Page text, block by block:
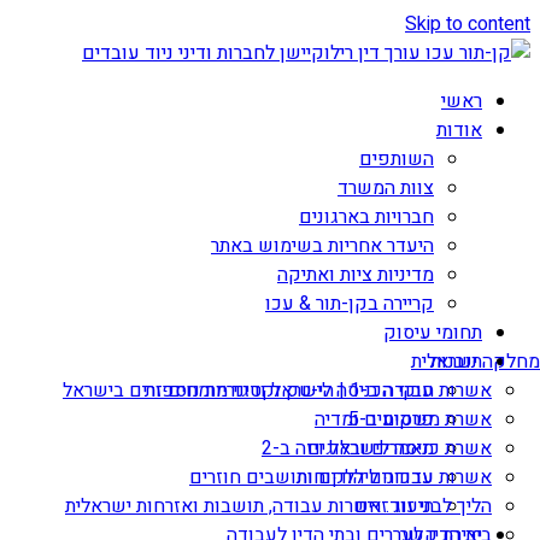
Skip to content
ראשי
אודות
השותפים
צוות המשרד
חברויות בארגונים
היעדר אחריות בשימוש באתר
מדיניות ציות ואתיקה
קריירה בקן-תור & עכו
תחומי עיסוק
מחלקה ישראלית
אשרות עבודה ב-1 | הי-טק וקטגוריות נוספות
אשרת משקיע ב-5
אשרת כניסה לישראל ויזה ב-2
אשרות עבודה ליהודים ותושבים חוזרים
הליך לבני זוג זרים
תובנות
חוקי הכניסה לישראל ודיני מומחים זרים בישראל
פרסומים ומדיה
מאמרים ובלוגים
עדכונים ללקוחות
תיעוד: אשרות עבודה, תושבות ואזרחות ישראלית